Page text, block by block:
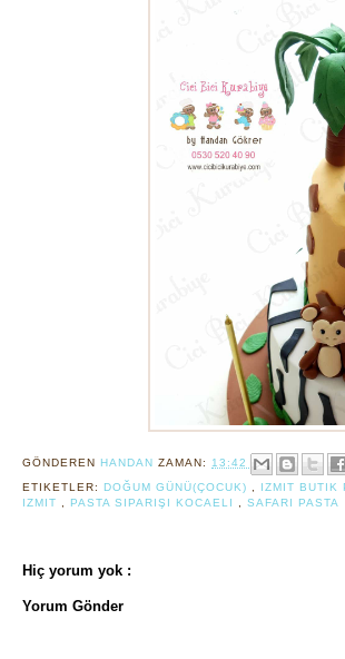
GÖNDEREN HANDAN ZAMAN: 13:42
ETIKETLER: DOĞUM GÜNÜ(ÇOCUK) IZMIT BUTIK
IZMIT
PASTA SIPARIŞI KOCAELI SAFARI PASTA
Hiç yorum yok :
Yorum Gönder